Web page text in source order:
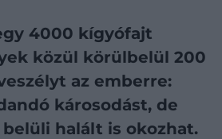
4000 kígyófajt
közül körülbelül 200
az emberre:
károsodást, de
halált is okozhat.